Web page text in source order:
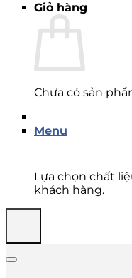
Giỏ hàng
Chưa có sản
Menu
Lựa chọn chất
khách hàng.